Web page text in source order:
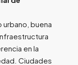
buena
en la
Ciudades